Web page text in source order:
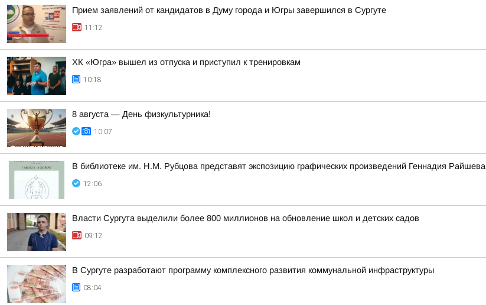
Прием заявлений от кандидатов в Думу города и Югры завершился в Сургуте
11:12
ХК «Югра» вышел из отпуска и приступил к тренировкам
10:18
8 августа — День физкультурника!
10:07
В библиотеке им. Н.М. Рубцова представят экспозицию графических произведений Геннадия Райшева
12:06
Власти Сургута выделили более 800 миллионов на обновление школ и детских садов
09:12
В Сургуте разработают программу комплексного развития коммунальной инфраструктуры
08:04